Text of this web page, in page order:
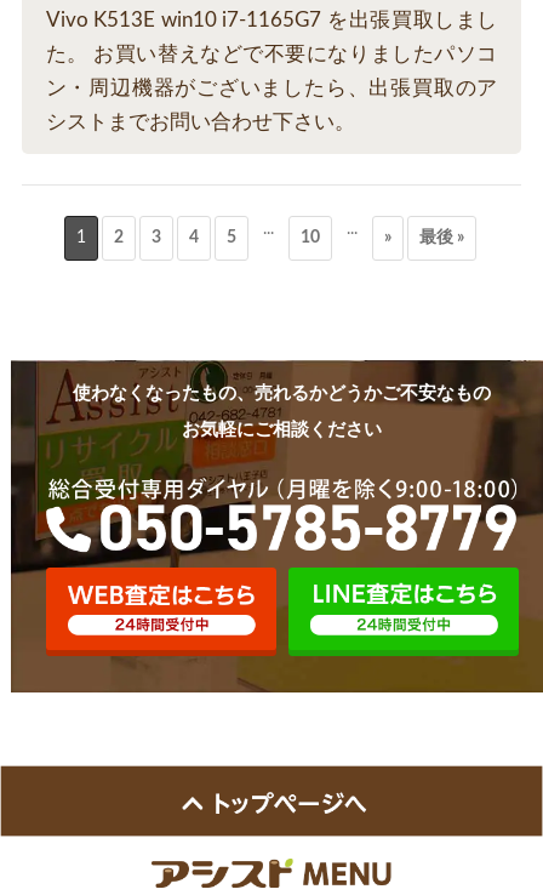
Vivo K513E win10 i7-1165G7 を出張買取しまし
た。 お買い替えなどで不要になりましたパソコ
ン・周辺機器がございましたら、出張買取のア
シストまでお問い合わせ下さい。
1 2 3 4 5 ... 10 ... » 最後 »
使わなくなったもの、売れるかどうかご不安なもの
お気軽にご相談ください